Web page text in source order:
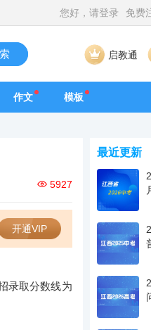
您好，请登录 免费
启教通
作文 模板
5927
开通VIP
录取分数线为
最近更新